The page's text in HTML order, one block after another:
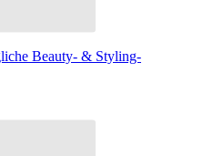
Beauty- & Styling-